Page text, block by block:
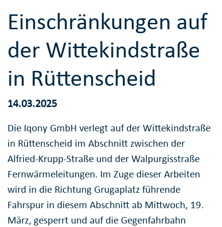
Einschränkungen auf
der Wittekindstraße
in Rüttenscheid
14.03.2025
Die Iqony GmbH verlegt auf der Wittekindstraße
in Rüttenscheid im Abschnitt zwischen der
Alfried-Krupp-Straße und der Walpurgisstraße
Fernwärmeleitungen. Im Zuge dieser Arbeiten
wird in die Richtung Grugaplatz führende
Fahrspur in diesem Abschnitt ab Mittwoch, 19.
März, gesperrt und auf die Gegenfahrbahn